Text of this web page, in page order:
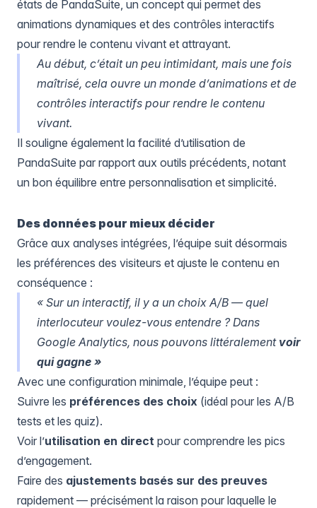
états de PandaSuite, un concept qui permet des
animations dynamiques et des contrôles interactifs
pour rendre le contenu vivant et attrayant.
Au début, c’était un peu intimidant, mais une fois
maîtrisé, cela ouvre un monde d’animations et de
contrôles interactifs pour rendre le contenu
vivant.
Il souligne également la facilité d’utilisation de
PandaSuite par rapport aux outils précédents, notant
un bon équilibre entre personnalisation et simplicité.
Des données pour mieux décider
Grâce aux analyses intégrées, l’équipe suit désormais
les préférences des visiteurs et ajuste le contenu en
conséquence :
« Sur un interactif, il y a un choix A/B — quel
interlocuteur voulez-vous entendre ? Dans
Google Analytics, nous pouvons littéralement voir
qui gagne »
Avec une configuration minimale, l’équipe peut :
Suivre les préférences des choix (idéal pour les A/B
tests et les quiz).
Voir l’utilisation en direct pour comprendre les pics
d’engagement.
Faire des ajustements basés sur des preuves
rapidement — précisément la raison pour laquelle le